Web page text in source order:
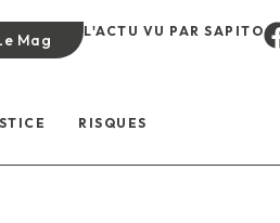
Mag L'ACTU VU PAR SAPITO
RISQUES